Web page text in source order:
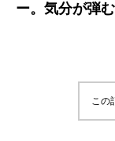
ー。気分が弾
めがね。.足し
この